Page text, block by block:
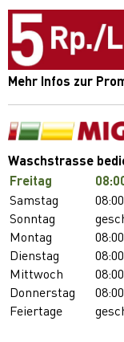
Mehr Infos zur
Waschstrasse
Freitag
Samstag
Sonntag
Montag
Dienstag
Mittwoch
Donnerstag
Feiertage